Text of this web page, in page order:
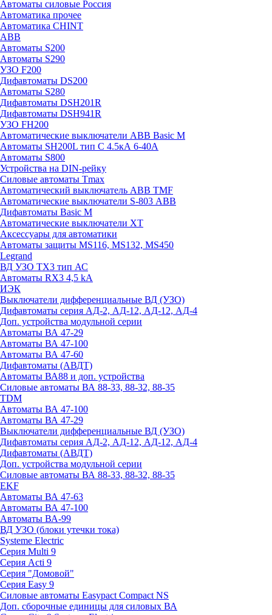
Автоматы силовые Россия
Автоматика прочее
Автоматика CHINT
ABB
Автоматы S200
Автоматы S290
УЗО F200
Дифавтоматы DS200
Автоматы S280
Дифавтоматы DSH201R
Дифавтоматы DSH941R
УЗО FH200
Автоматические выключатели ABB Basic M
Автоматы SH200L тип С 4.5кА 6-40А
Автоматы S800
Устройства на DIN-рейку
Силовые автоматы Tmax
Автоматический выключатель ABB TMF
Автоматические выключатели S-803 АВВ
Дифавтоматы Basic M
Автоматические выключатели XT
Аксессуары для автоматики
Автоматы защиты MS116, MS132, MS450
Legrand
ВД УЗО TX3 тип АС
Автоматы RX3 4,5 kA
ИЭК
Выключатели дифференциальные ВД (УЗО)
Дифавтоматы серия АД-2, АД-12, АД-12, АД-4
Доп. устройства модульной серии
Автоматы ВА 47-29
Автоматы ВА 47-100
Автоматы ВА 47-60
Дифавтоматы (АВДТ)
Автоматы ВА88 и доп. устройства
Силовые автоматы ВА 88-33, 88-32, 88-35
TDM
Автоматы ВА 47-100
Автоматы ВА 47-29
Выключатели дифференциальные ВД (УЗО)
Дифавтоматы серия АД-2, АД-12, АД-12, АД-4
Дифавтоматы (АВДТ)
Доп. устройства модульной серии
Силовые автоматы ВА 88-33, 88-32, 88-35
EKF
Автоматы ВА 47-63
Автоматы ВА 47-100
Автоматы ВА-99
ВД УЗО (блоки утечки тока)
Systeme Electric
Серия Multi 9
Серия Acti 9
Серия "Домовой"
Серия Easy 9
Силовые автоматы Easypact Compact NS
Доп. сборочные единицы для силовых ВА